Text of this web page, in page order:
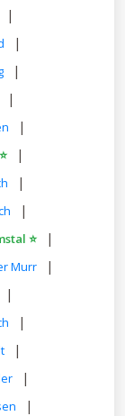
|
|
|
|
|
|
|
|
⭐ |
Murr |
|
|
|
|
|